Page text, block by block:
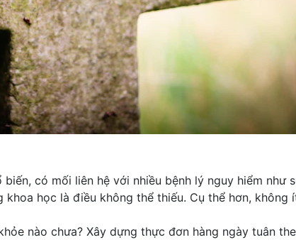
có mối liên hệ với nhiều bệnh lý nguy hiểm như
học là điều không thể thiếu. Cụ thể hơn,
nào chưa? Xây dựng thực đơn hàng ngày tuân